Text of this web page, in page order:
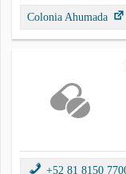
Colonia Ahumada
+52 81 8150